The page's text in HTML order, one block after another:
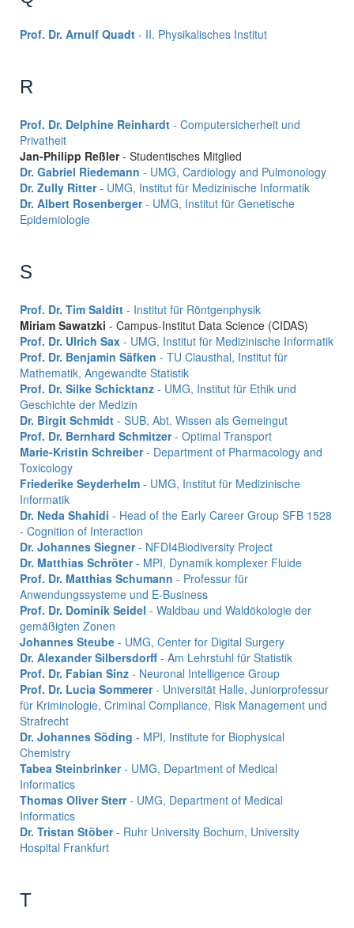
Prof. Dr. Arnulf Quadt - II. Physikalisches Institut
R
Prof. Dr. Delphine Reinhardt - Computersicherheit und
Privatheit
Jan-Philipp Reßler- Studentisches Mitglied
Dr. Gabriel Riedemann - UMG, Cardiology and Pulmonology
Dr. Zully Ritter- UMG, Institut für Medizinische Informatik
Dr. Albert Rosenberger- UMG, Institut für Genetische
Epidemiologie
S
Prof. Dr. Tim Salditt - Institut für Röntgenphysik
Miriam Sawatzki - Campus-Institut Data Science (CIDAS)
Prof. Dr. Ulrich Sax - UMG, Institut für Medizinische Informatik
Prof. Dr. Benjamin Säfken - TU Clausthal, Institut für
Mathematik, Angewandte Statistik
Prof. Dr. Silke Schicktanz - UMG, Institut für Ethik und
Geschichte der Medizin
Dr. Birgit Schmidt - SUB, Abt. Wissen als Gemeingut
Prof. Dr. Bernhard Schmitzer- Optimal Transport
Marie-Kristin Schreiber- Department of Pharmacology and
Toxicology
Friederike Seyderhelm - UMG, Institut für Medizinische
Informatik
Dr. Neda Shahidi - Head of the Early Career Group SFB 1528
- Cognition of Interaction
Dr. Johannes Siegner- NFDI4Biodiversity Project
Dr. Matthias Schröter- MPI, Dynamik komplexer Fluide
Prof. Dr. Matthias Schumann - Professur für
Anwendungssysteme und E-Business
Prof. Dr. Dominik Seidel - Waldbau und Waldökologie der
gemäßigten Zonen
Johannes Steube - UMG, Center for Digital Surgery
Dr. Alexander Silbersdorff - Am Lehrstuhl für Statistik
Prof. Dr. Fabian Sinz - Neuronal Intelligence Group
Prof. Dr. Lucia Sommerer- Universität Halle, Juniorprofessur
für Kriminologie, Criminal Compliance, Risk Management und
Strafrecht
Dr. Johannes Söding - MPI, Institute for Biophysical
Chemistry
Tabea Steinbrinker- UMG, Department of Medical
Informatics
Thomas Oliver Sterr- UMG, Department of Medical
Informatics
Dr. Tristan Stöber- Ruhr University Bochum, University
Hospital Frankfurt
T